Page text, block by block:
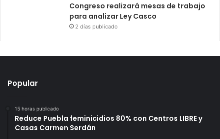
Congreso realizará mesas de trabajo
para analizar Ley Casco
2 días publicado
Popular
15 horas publicado
Reduce Puebla feminicidios 80% con Centros LIBRE y
Casas Carmen Serdán